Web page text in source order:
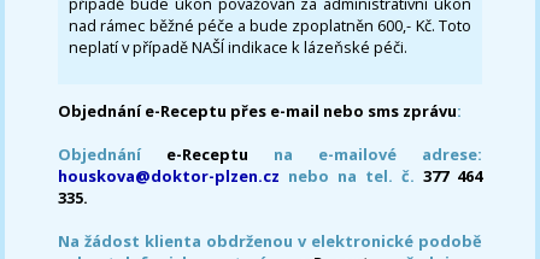
nad rámec běžné péče a bude zpoplatněn 600,- Kč. Toto
neplatí v případě NAŠÍ indikace k lázeňské péči.
Objednání e-Receptu přes e-mail nebo sms zprávu:
Objednání e-Receptu na e-mailové adrese:
houskova@doktor-plzen.cz nebo na tel. č. 377 464
335.
Na žádost klienta obdrženou v elektronické podobě